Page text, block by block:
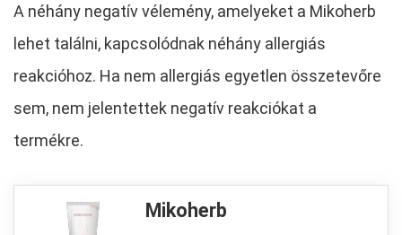
A néhány negatív vélemény, amelyeket a Mikoherb
lehet találni, kapcsolódnak néhány allergiás
reakcióhoz. Ha nem allergiás egyetlen összetevőre
sem, nem jelentettek negatív reakciókat a
termékre.
Mikoherb